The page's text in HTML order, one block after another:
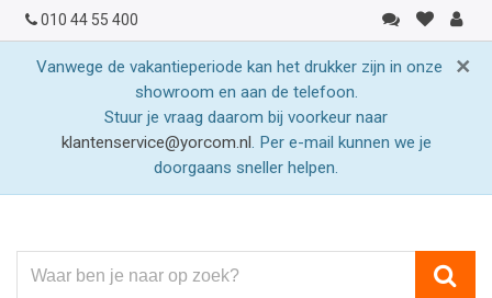
010 44 55 400
×
Vanwege de vakantieperiode kan het drukker zijn in onze
showroom en aan de telefoon.
Stuur je vraag daarom bij voorkeur naar
klantenservice@yorcom.nl. Per e-mail kunnen we je
doorgaans sneller helpen.
ben